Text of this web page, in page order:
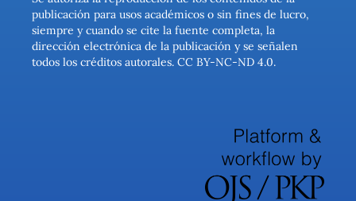
publicación para usos académicos o sin fines de lucro,
siempre y cuando se cite la fuente completa, la
dirección electrónica de la publicación y se señalen
todos los créditos autorales. CC BY-NC-ND 4.0.